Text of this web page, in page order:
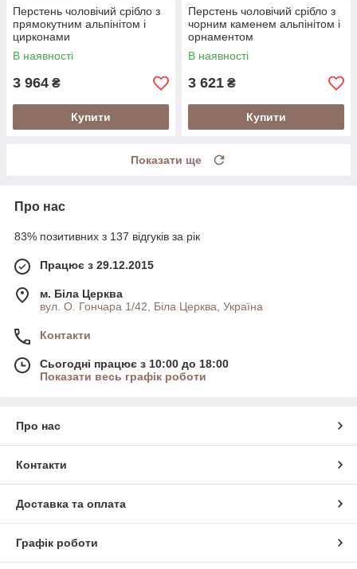
Перстень чоловічий срібло з
прямокутним альпінітом і
цирконами
В наявності
3 964 ₴
Купити
Перстень чоловічий срібло з
чорним каменем альпінітом і
орнаментом
В наявності
3 621 ₴
Купити
Показати ще
Про нас
83% позитивних з 137 відгуків за рік
Працює з 29.12.2015
м. Біла Церква
вул. О. Гончара 1/42, Біла Церква, Україна
Контакти
Сьогодні працює з 10:00 до 18:00
Показати весь графік роботи
Про нас
Контакти
Доставка та оплата
Графік роботи